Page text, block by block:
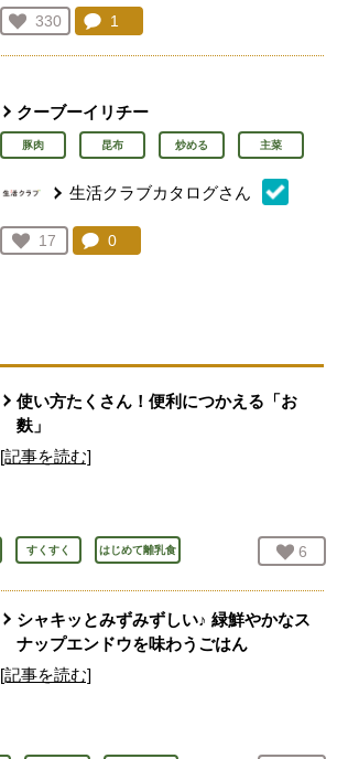
お気に入り登録：
330
人が登録
コメント：
1
クーブーイリチー
豚肉 昆布 炒める 主菜
生活クラブカタログさん
お気に入り登録：
17
人が登録
コメント：
0
使い方たくさん！便利につかえる「お
麩」
[記事を読む]
すくすく はじめて離乳食 お気
6
シャキッとみずみずしい♪ 緑鮮やかなス
ナップエンドウを味わうごはん
[記事を読む]